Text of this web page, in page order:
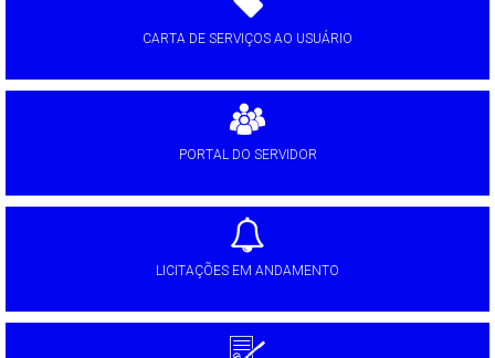
CARTA DE SERVIÇOS AO USUÁRIO
PORTAL DO SERVIDOR
LICITAÇÕES EM ANDAMENTO